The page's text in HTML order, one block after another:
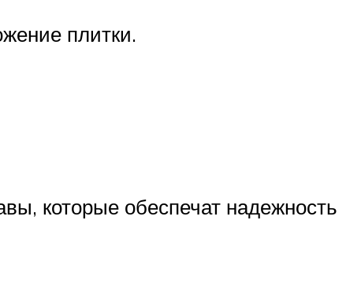
плитки.
которые обеспечат надежность